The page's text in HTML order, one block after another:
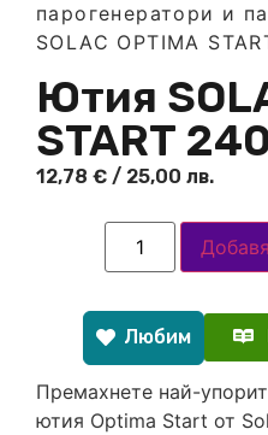
парогенератори и
SOLAC OPTIMA
Ютия
START
12,78 € / 25,00 лв.
Любим
Премахнете най-
ютия Optima Start от